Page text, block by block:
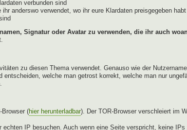
verbunden sind
anderswo verwendet, wo ihr eure Klardaten preisgegeben
Signatur oder Avatar zu verwenden, die ihr auch
zu diesen Thema verwendet. Genauso wie der
entscheiden, welche man getrost korrekt, welche man nur
Browser (hier herunterladbar). Der TOR-Browser verschleiert im
echten IP besuchen. Auch wenn eine Seite verspricht, keine